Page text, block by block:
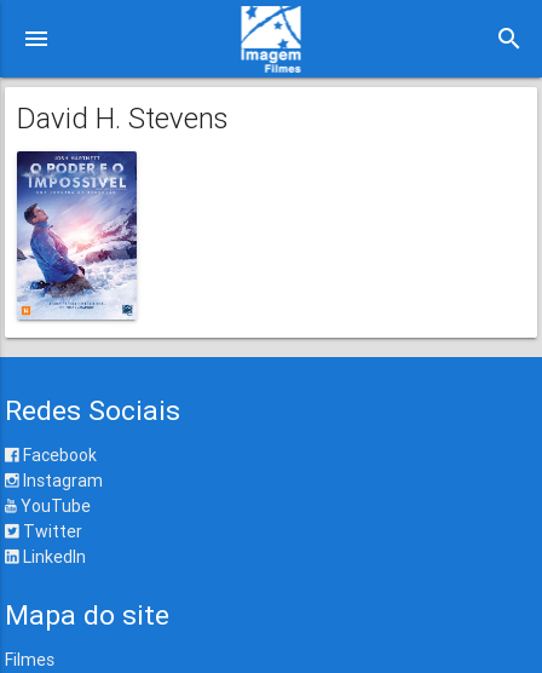
menu search
David H. Stevens
Redes Sociais
Facebook
Instagram
YouTube
Twitter
LinkedIn
Mapa do site
Filmes